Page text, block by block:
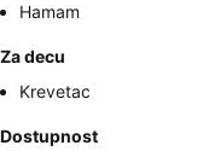
Hamam
Za decu
Krevetac
Dostupnost